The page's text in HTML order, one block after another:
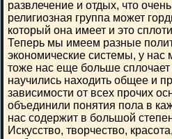
развлечение и отдых, что
религиозная группа может
который она имеет и это
Теперь мы имеем разные
экономические системы, у нас
тоже нас еще больше сплочает
научились находить общее и
зависимости от всех прочих
объединили понятия пола в
нас содержит в большой
Искусство, творчество,